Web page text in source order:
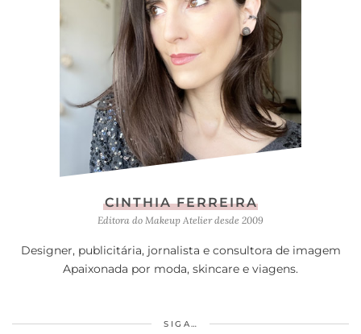
CINTHIA FERREIRA
Editora do Makeup Atelier desde 2009
Designer, publicitária, jornalista e consultora de imagem
Apaixonada por moda, skincare e viagens.
SIGA…